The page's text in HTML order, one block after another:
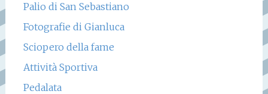
Palio di San Sebastiano
Fotografie di Gianluca
Sciopero della fame
Attività Sportiva
Pedalata